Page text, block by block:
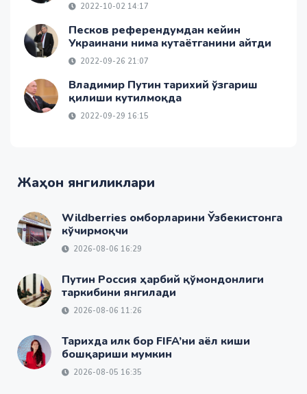
2022-10-02 14:17
Песков референдумдан кейин
Украинани нима кутаётганини айтди
2022-09-26 21:07
Владимир Путин тарихий ўзгариш
қилиши кутилмоқда
2022-09-29 16:15
Жаҳон янгиликлари
Wildberries омборларини Ўзбекистонга
кўчирмоқчи
2026-08-06 16:29
Путин Россия ҳарбий қўмондонлиги
таркибини янгилади
2026-08-06 11:26
Тарихда илк бор FIFA’ни аёл киши
бошқариши мумкин
2026-08-05 16:35